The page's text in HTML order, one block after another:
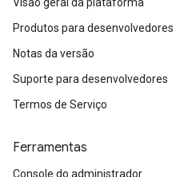
Produtos para desenvolvedores
Notas da versão
Suporte para desenvolvedores
Termos de Serviço
Ferramentas
Console do administrador